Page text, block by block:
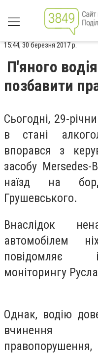
15:44, 30 березня 2017 р.
П'яного
позбавити
Сьогодні, 29-
в стані
впорався з
засобу
наїзд на
Грушевського.
Внаслідок
автомобілем
повідомляє
моніторингу
Однак, водію
вчинення